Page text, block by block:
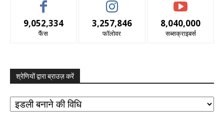
9,052,334
फैंस
3,257,846
फॉलोवर
8,040,000
सब्सक्राइबर्स
श्रेणियों द्वारा ब्राउज़ करें
श्रेणियों
द्वारा
ब्राउज़